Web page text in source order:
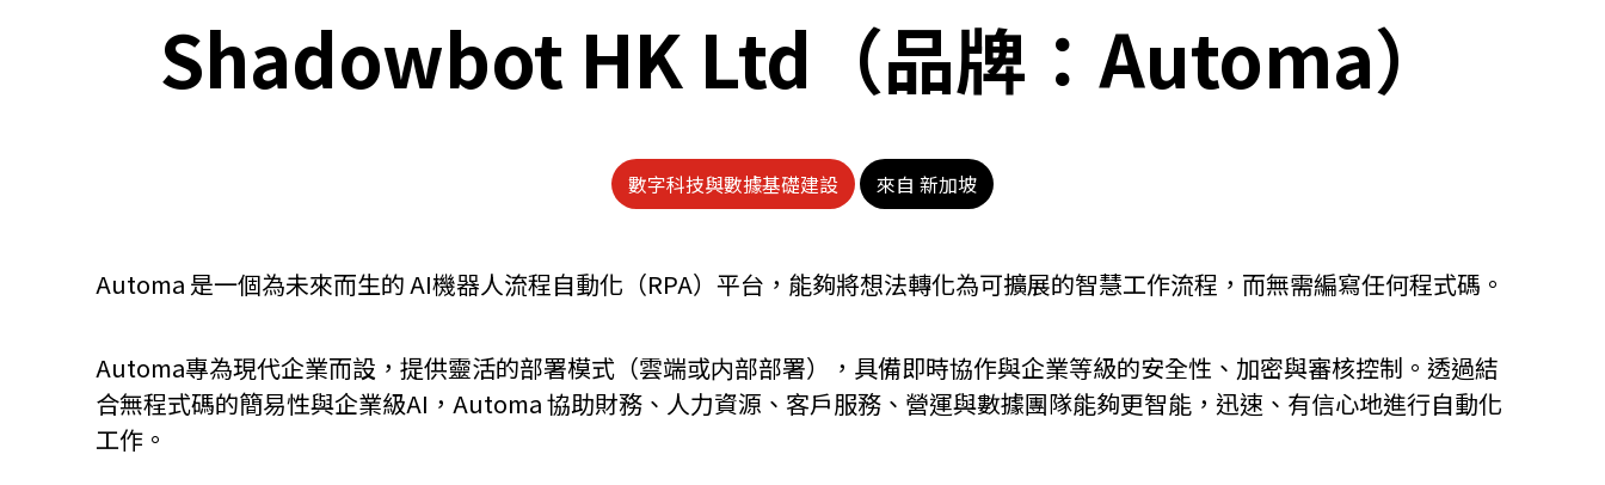
快速連結
資源中心 常見問題 商業機遇﹕政府招標公告 推薦表格 其他語文內容 招聘
Shadowbot HK Ltd（品牌：Automa）
數字科技與數據基礎建設 來自 新加坡
Automa 是一個為未來而生的 AI機器人流程自動化（RPA）平台，能夠將想法轉化為可擴展的智慧工作流程，而無需編寫任何程式碼。
Automa專為現代企業而設，提供靈活的部署模式（雲端或内部部署），具備即時協作與企業等級的安全性、加密與審核控制。透過結
合無程式碼的簡易性與企業級AI，Automa 協助財務、人力資源、客戶服務、營運與數據團隊能夠更智能，迅速、有信心地進行自動化
工作。